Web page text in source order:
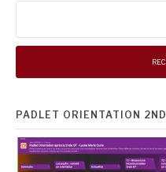
PADLET ORIENTATION 2ND